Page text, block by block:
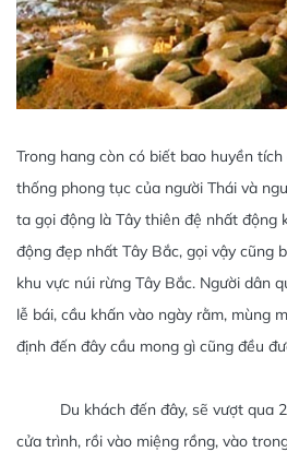
Trong hang còn có biết bao huyền
thống phong tục của người Thái và
ta gọi động là Tây thiên đệ nhất động
động đẹp nhất Tây Bắc, gọi vậy cũng
khu vực núi rừng Tây Bắc. Người dân
lễ bái, cầu khấn vào ngày rằm, mùng
định đến đây cầu mong gì cũng đều
Du khách đến đây, sẽ vượt qua
cửa trình, rồi vào miệng rồng, vào